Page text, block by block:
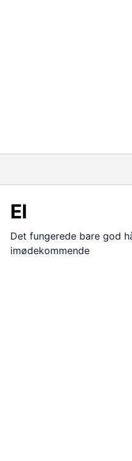
El
Det fungerede bare god
imødekommende